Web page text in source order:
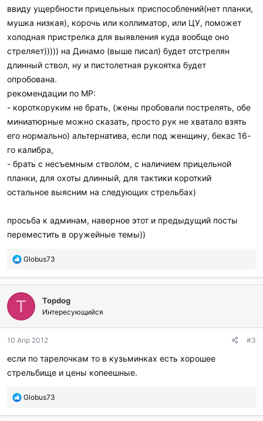
ввиду ущербности прицельных приспособлений(нет планки,
мушка низкая), корочь или коллиматор, или ЦУ, поможет
холодная пристрелка для выявления куда вообще оно
стреляет))))) на Динамо (выше писал) будет отстрелян
длинный ствол, ну и пистолетная рукоятка будет
опробована.
рекомендации по МР:
- короткоруким не брать, (жены пробовали пострелять, обе
миниатюрные можно сказать, просто рук не хватало взять
его нормально) альтернатива, если под женщину, бекас 16-
го калибра,
- брать с несъемным стволом, с наличием прицельной
планки, для охоты длинный, для тактики короткий
остальное выясним на следующих стрельбах)
просьба к админам, наверное этот и предыдущий посты
переместить в оружейные темы))
П
б
л
а
о
а
и
л
:
Globus73
T Topdog
Интересующийся
10 Апр 2012 #3
если по тарелочкам то в кузьминках есть хорошее
стрельбище и цены копеешные.
П
б
Globus73